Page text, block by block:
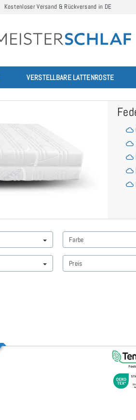
Kostenloser Versand & Rückversand in DE
VERSTELLBARE LATTENROSTE
Farbe
Preis